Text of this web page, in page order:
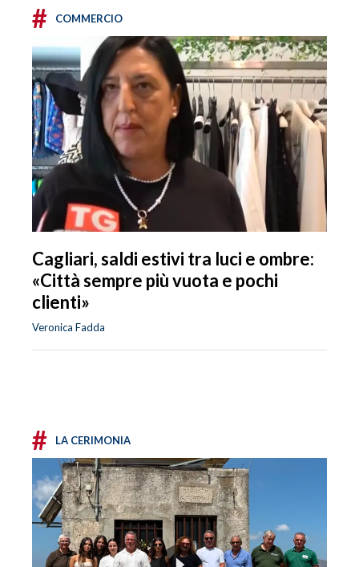
# COMMERCIO
Cagliari, saldi estivi tra luci e ombre:
«Città sempre più vuota e pochi
clienti»
Veronica Fadda
# LA CERIMONIA